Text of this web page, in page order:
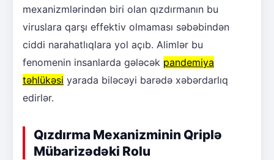
mexanizmlərindən biri olan qızdırmanın bu
viruslara qarşı effektiv olmaması səbəbindən
ciddi narahatlıqlara yol açıb. Alimlər bu
fenomenin insanlarda gələcək pandemiya
təhlükəsi yarada biləcəyi barədə xəbərdarlıq
edirlər.
Qızdırma Mexanizminin Qriplə
Mübarizədəki Rolu